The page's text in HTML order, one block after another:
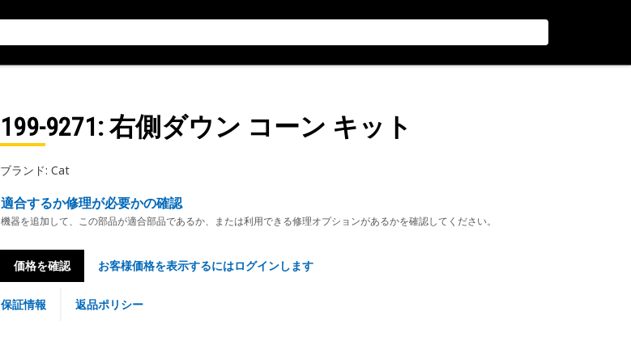
199-9271: 右側ダウン コーン キット
ブランド: Cat
適合するか修理が必要かの確認
機器を追加して、この部品が適合部品であるか、または利用できる修理オプションがあるかを確認してください。
価格を確認 お客様価格を表示するにはログインします
保証情報 返品ポリシー